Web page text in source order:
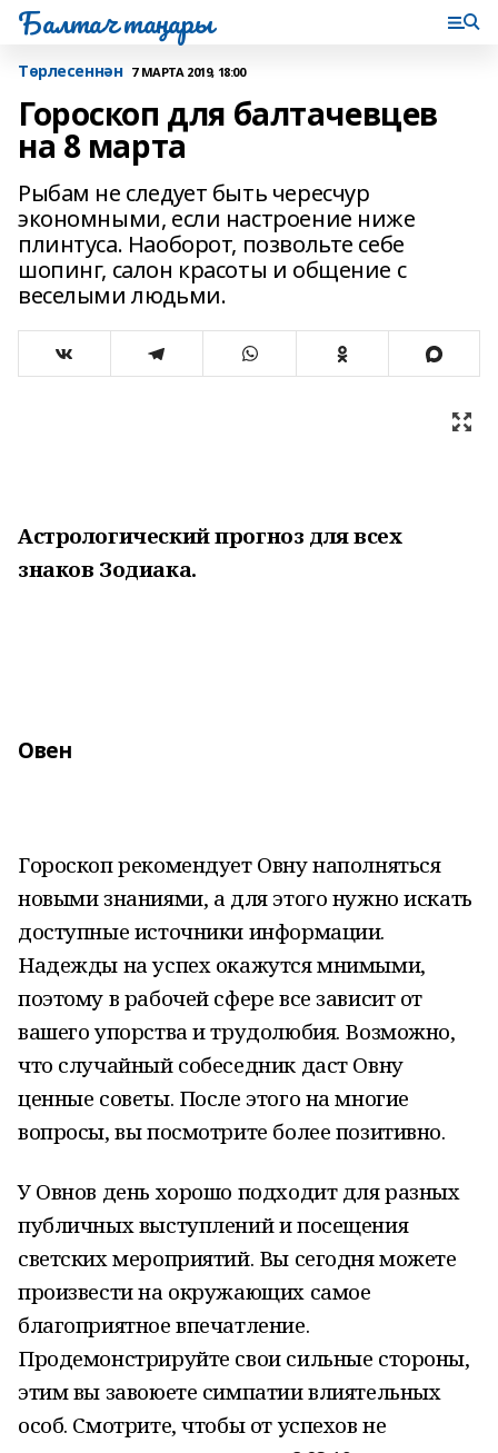
Балтач таңнары
Tөрлесеннән 7 МАРТА 2019, 18:00
Гороскоп для балтачевцев
на 8 марта
Рыбам не следует быть чересчур
экономными, если настроение ниже
плинтуса. Наоборот, позвольте себе
шопинг, салон красоты и общение с
веселыми людьми.
Астрологический прогноз для всех
знаков Зодиака.
Овен
Гороскоп рекомендует Овну наполняться
новыми знаниями, а для этого нужно искать
доступные источники информации.
Надежды на успех окажутся мнимыми,
поэтому в рабочей сфере все зависит от
вашего упорства и трудолюбия. Возможно,
что случайный собеседник даст Овну
ценные советы. После этого на многие
вопросы, вы посмотрите более позитивно.
У Овнов день хорошо подходит для разных
публичных выступлений и посещения
светских мероприятий. Вы сегодня можете
произвести на окружающих самое
благоприятное впечатление.
Продемонстрируйте свои сильные стороны,
этим вы завоюете симпатии влиятельных
особ. Смотрите, чтобы от успехов не